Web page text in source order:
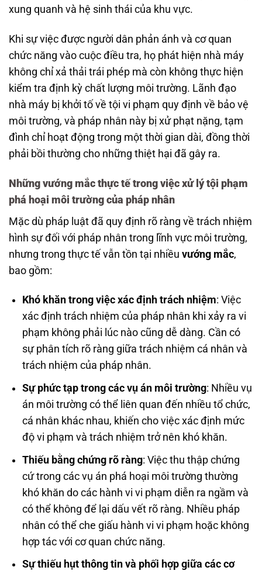
xung quanh và hệ sinh thái của khu vực.
Khi sự việc được người dân phản ánh và cơ quan
chức năng vào cuộc điều tra, họ phát hiện nhà máy
không chỉ xả thải trái phép mà còn không thực hiện
kiểm tra định kỳ chất lượng môi trường. Lãnh đạo
nhà máy bị khởi tố về tội vi phạm quy định về bảo vệ
môi trường, và pháp nhân này bị xử phạt nặng, tạm
đình chỉ hoạt động trong một thời gian dài, đồng thời
phải bồi thường cho những thiệt hại đã gây ra.
Những vướng mắc thực tế trong việc xử lý tội phạm
phá hoại môi trường của pháp nhân
Mặc dù pháp luật đã quy định rõ ràng về trách nhiệm
hình sự đối với pháp nhân trong lĩnh vực môi trường,
nhưng trong thực tế vẫn tồn tại nhiều vướng mắc,
bao gồm:
Khó khăn trong việc xác định trách nhiệm: Việc
xác định trách nhiệm của pháp nhân khi xảy ra vi
phạm không phải lúc nào cũng dễ dàng. Cần có
sự phân tích rõ ràng giữa trách nhiệm cá nhân và
trách nhiệm của pháp nhân.
Sự phức tạp trong các vụ án môi trường: Nhiều vụ
án môi trường có thể liên quan đến nhiều tổ chức,
cá nhân khác nhau, khiến cho việc xác định mức
độ vi phạm và trách nhiệm trở nên khó khăn.
Thiếu bằng chứng rõ ràng: Việc thu thập chứng
cứ trong các vụ án phá hoại môi trường thường
khó khăn do các hành vi vi phạm diễn ra ngầm và
có thể không để lại dấu vết rõ ràng. Nhiều pháp
nhân có thể che giấu hành vi vi phạm hoặc không
hợp tác với cơ quan chức năng.
Sự thiếu hụt thông tin và phối hợp giữa các cơ